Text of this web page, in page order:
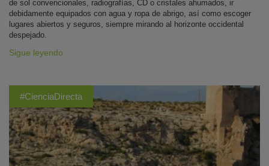
de sol convencionales, radiografías, CD o cristales ahumados, ir
debidamente equipados con agua y ropa de abrigo, así como escoger
lugares abiertos y seguros, siempre mirando al horizonte occidental
despejado.
Sigue leyendo
#CienciaDirecta